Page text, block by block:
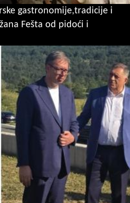
gastronomije,tradicije i
Fešta od pidoći i